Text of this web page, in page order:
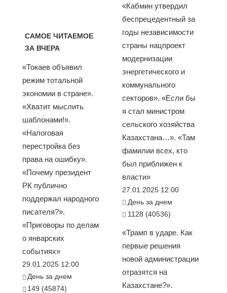
САМОЕ ЧИТАЕМОЕ
ЗА ВЧЕРА
«Токаев объявил
режим тотальной
экономии в стране».
«Хватит мыслить
шаблонами!».
«Налоговая
перестройка без
права на ошибку».
«Почему президент
РК публично
поддержал народного
писателя?».
«Приговоры по делам
о январских
событиях»
29.01.2025 12:00
День за днем
149 (45874)
«Кабмин утвердил
беспрецедентный за
годы независимости
страны нацпроект
модернизации
энергетического и
коммунального
секторов». «Если бы
я стал министром
сельского хозяйства
Казахстана…». «Там
фамилии всех, кто
был приближен к
власти»
27.01.2025 12:00
День за днем
1128 (40536)
«Трамп в ударе. Как
первые решения
новой администрации
отразятся на
Казахстане?».